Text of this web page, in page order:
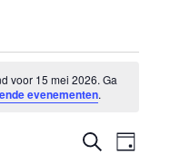
voor 15 mei 2026. Ga
evenementen.
Evenementen
Zoeken
ZoekenEvenement
weergaven
Dag